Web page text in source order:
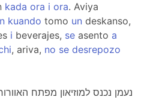
kada ora i ora. Aviya
kuando tomo un deskanso,
i beverajes, se asento a
, ariva, no se desrepozo
נעמן נכנס למוזיאון מפתח